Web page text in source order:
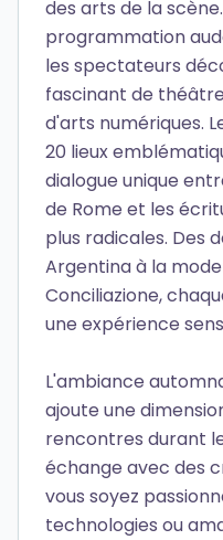
des arts de la
programmation
les spectateurs
fascinant de
d'arts numériques.
20 lieux
dialogue unique
de Rome et les
plus radicales. Des
Argentina à la
Conciliazione,
une expérience
L'ambiance
ajoute une
rencontres durant
échange avec des
vous soyez
technologies ou